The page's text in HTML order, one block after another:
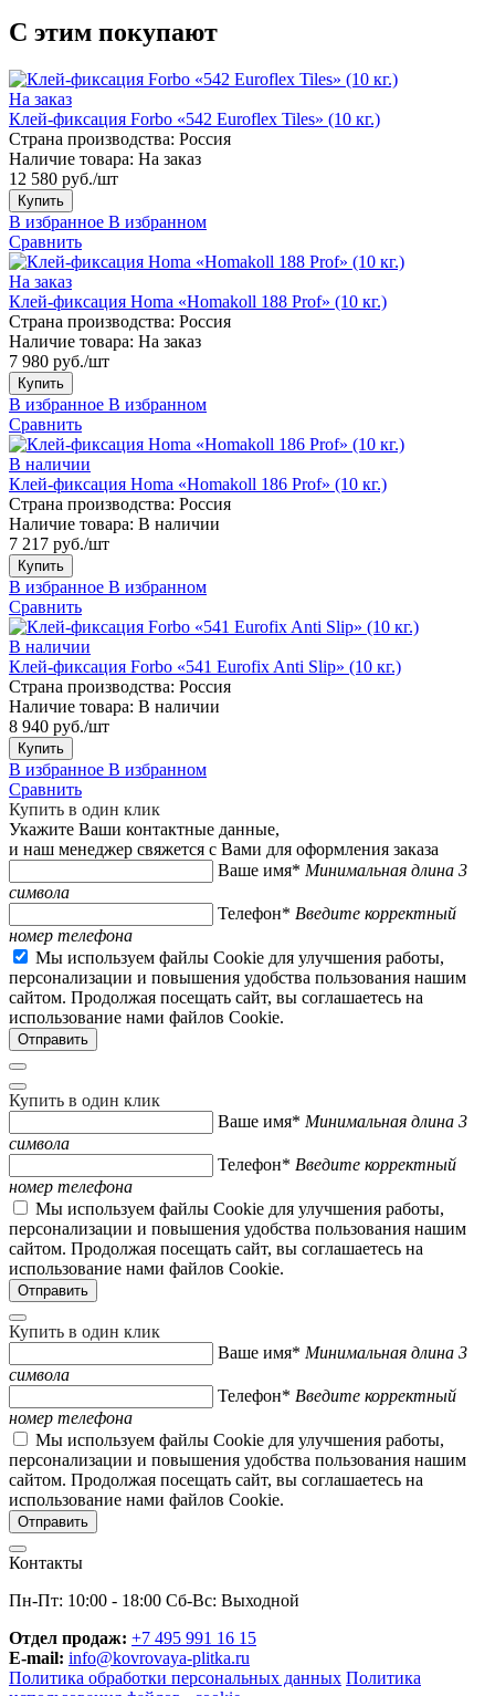
С этим покупают
На заказ
Клей-фиксация Forbo «542 Euroflex Tiles» (10 кг.)
Страна производства: Россия
Наличие товара: На заказ
12 580 руб./шт
Купить
В избранное В избранном
Сравнить
На заказ
Клей-фиксация Homa «Homakoll 188 Prof» (10 кг.)
Страна производства: Россия
Наличие товара: На заказ
7 980 руб./шт
Купить
В избранное В избранном
Сравнить
В наличии
Клей-фиксация Homa «Homakoll 186 Prof» (10 кг.)
Страна производства: Россия
Наличие товара: В наличии
7 217 руб./шт
Купить
В избранное В избранном
Сравнить
В наличии
Клей-фиксация Forbo «541 Eurofix Anti Slip» (10 кг.)
Страна производства: Россия
Наличие товара: В наличии
8 940 руб./шт
Купить
В избранное В избранном
Сравнить
Купить в один клик
Укажите Ваши контактные данные,
и наш менеджер свяжется с Вами для оформления заказа
Ваше имя* Минимальная длина 3
символа
Телефон* Введите корректный
номер телефона
Мы используем файлы Cookie для улучшения работы,
персонализации и повышения удобства пользования нашим
сайтом. Продолжая посещать сайт, вы соглашаетесь на
использование нами файлов Cookie.
Купить в один клик
Ваше имя* Минимальная длина 3
символа
Телефон* Введите корректный
номер телефона
Мы используем файлы Cookie для улучшения работы,
персонализации и повышения удобства пользования нашим
сайтом. Продолжая посещать сайт, вы соглашаетесь на
использование нами файлов Cookie.
Купить в один клик
Ваше имя* Минимальная длина 3
символа
Телефон* Введите корректный
номер телефона
Мы используем файлы Cookie для улучшения работы,
персонализации и повышения удобства пользования нашим
сайтом. Продолжая посещать сайт, вы соглашаетесь на
использование нами файлов Cookie.
Контакты
Пн-Пт: 10:00 - 18:00 Сб-Вс: Выходной
Отдел продаж: +7 495 991 16 15
E-mail: info@kovrovaya-plitka.ru
Политика обработки персональных данных Политика